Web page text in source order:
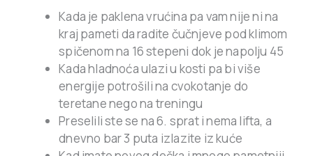
Kada je paklena vrućina pa vam nije ni na
kraj pameti da radite čučnjeve pod klimom
spičenom na 16 stepeni dok je napolju 45
Kada hladnoća ulazi u kosti pa bi više
energije potrošili na cvokotanje do
teretane nego na treningu
Preselili ste se na 6. sprat i nema lifta, a
dnevno bar 3 puta izlazite iz kuće